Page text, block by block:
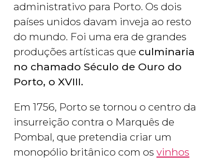
administrativo para Porto. Os dois
países unidos davam inveja ao resto
do mundo. Foi uma era de grandes
produções artísticas que culminaria
no chamado Século de Ouro do
Porto, o XVIII.
Em 1756, Porto se tornou o centro da
insurreição contra o Marquês de
Pombal, que pretendia criar um
monopólio britânico com os vinhos